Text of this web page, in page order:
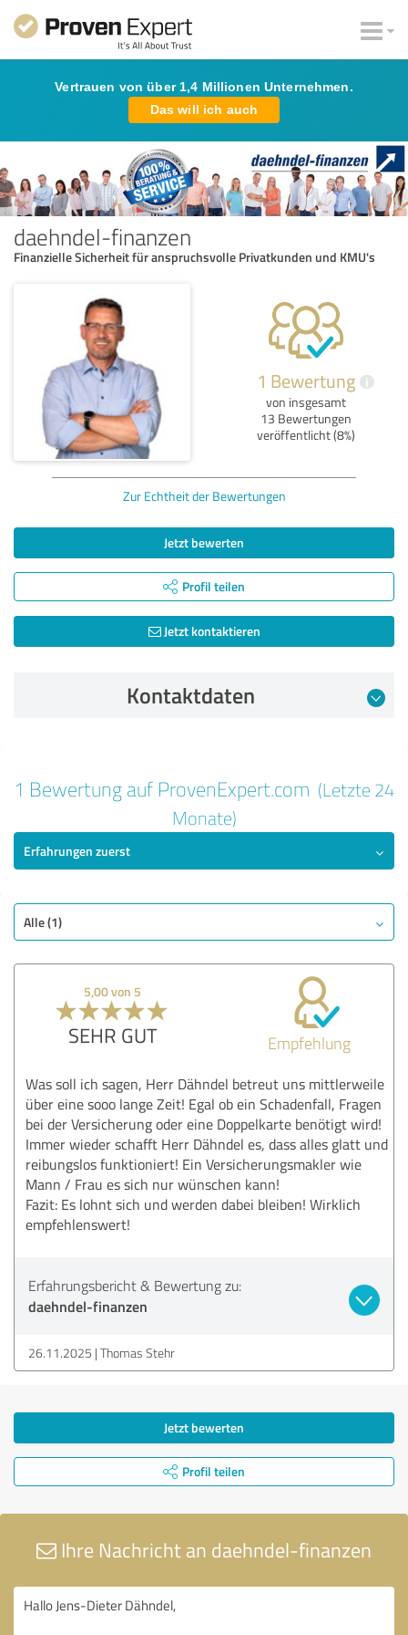
Vertrauen von über 1,4 Millionen Unternehmen.
Das will ich auch
daehndel-finanzen
Finanzielle Sicherheit für anspruchsvolle Privatkunden und KMU's
1 Bewertung i
von insgesamt
13 Bewertungen
veröffentlicht (8%)
Zur Echtheit der Bewertungen
Jetzt bewerten
Profil teilen
Jetzt kontaktieren
Kontaktdaten
Bewertung vom 26.11.2025
SEHR GUT Empfehlung
Qualität
Nutzen
Beratung
1 Bewertung auf ProvenExpert.com (Letzte 24
Monate)
Erfahrungen zuerst
Alle (1)
5,00 von 5
SEHR GUT Empfehlung
Was soll ich sagen, Herr Dähndel betreut uns mittlerweile
über eine sooo lange Zeit! Egal ob ein Schadenfall, Fragen
bei der Versicherung oder eine Doppelkarte benötigt wird!
Immer wieder schafft Herr Dähndel es, dass alles glatt und
reibungslos funktioniert! Ein Versicherungsmakler wie
Mann / Frau es sich nur wünschen kann!
Fazit: Es lohnt sich und werden dabei bleiben! Wirklich
empfehlenswert!
Erfahrungsbericht & Bewertung zu:
daehndel-finanzen
26.11.2025 Thomas Stehr
Jetzt bewerten
Profil teilen
Ihre Nachricht an daehndel-finanzen